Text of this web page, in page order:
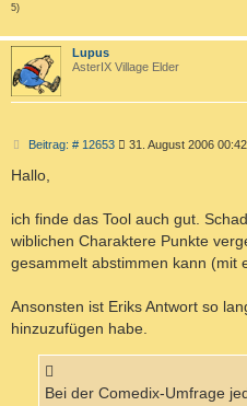
5)
Lupus
AsterIX Village Elder
Beitrag: # 12653B
a
g
31. August 2006 00:42
Hallo,
ich finde das Tool auch gut.
wiblichen Charaktere Punkte
gesammelt abstimmen kann (mit
Ansonsten ist Eriks Antwort so
hinzuzufügen habe.
Bei der Comedix-Umfrage